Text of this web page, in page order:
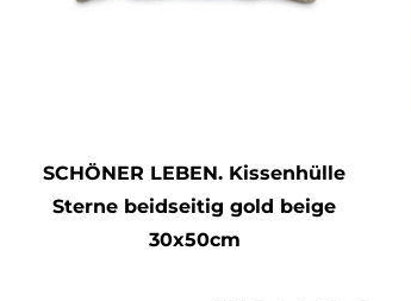
SCHÖNER LEBEN. Kissenhülle
Sterne beidseitig gold beige
30x50cm